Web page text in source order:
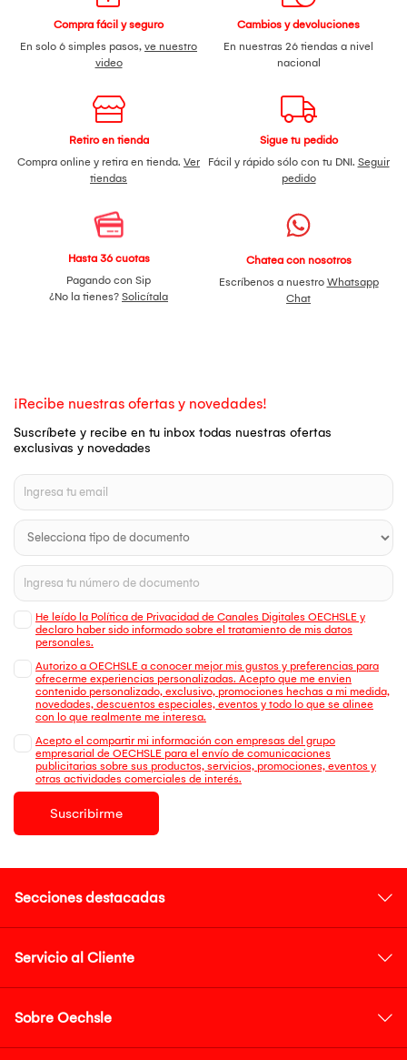
Compra fácil y seguro
En solo 6 simples pasos, ve nuestro
video
Cambios y devoluciones
En nuestras 26 tiendas a nivel
nacional
Retiro en tienda
Compra online y retira en tienda. Ver
tiendas
Sigue tu pedido
Fácil y rápido sólo con tu DNI. Seguir
pedido
Hasta 36 cuotas
Pagando con Sip
¿No la tienes? Solicítala
Chatea con nosotros
Escríbenos a nuestro Whatsapp
Chat
¡Recibe nuestras ofertas y novedades!
Suscríbete y recibe en tu inbox todas nuestras ofertas
exclusivas y novedades
He leído la Política de Privacidad de Canales Digitales OECHSLE y
declaro haber sido informado sobre el tratamiento de mis datos
personales.
Autorizo a OECHSLE a conocer mejor mis gustos y preferencias para
ofrecerme experiencias personalizadas. Acepto que me envien
contenido personalizado, exclusivo, promociones hechas a mi medida,
novedades, descuentos especiales, eventos y todo lo que se alinee
con lo que realmente me interesa.
Acepto el compartir mi información con empresas del grupo
empresarial de OECHSLE para el envío de comunicaciones
publicitarias sobre sus productos, servicios, promociones, eventos y
otras actividades comerciales de interés.
Suscribirme
Secciones destacadas
Servicio al Cliente
Sobre Oechsle